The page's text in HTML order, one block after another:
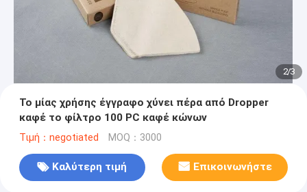
2/3
Το μίας χρήσης έγγραφο χύνει πέρα από Dropper
καφέ το φίλτρο 100 PC καφέ κώνων
Τιμή：negotiated MOQ：3000
Καλύτερη τιμή Επικοινωνήστε